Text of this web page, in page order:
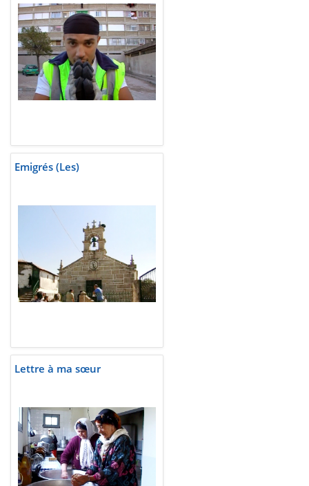
Emigrés (Les)
Lettre à ma sœur